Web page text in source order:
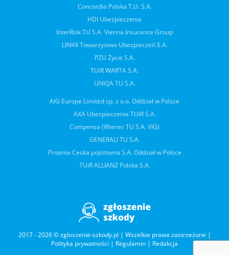
Concordia Polska T.U. S.A.
HDI Ubezpieczenia
InterRisk TU S.A. Vienna Insurance Group
LINK4 Towarzystwo Ubezpieczeń S.A.
PZU Życie S.A.
TUiR WARTA S.A.
UNIQA TU S.A.
AIG Europe Limited sp. z o.o. Oddział w Polsce
AXA Ubezpieczenia TUiR S.A.
Compensa (Wiener TU S.A. VIG)
GENERALI TU S.A.
Proama Ceska pojistovna S.A. Oddział w Polsce
TUiR ALLIANZ Polska S.A.
2017 - 2026 © zgloszenie-szkody.pl | Wszelkie prawa zastrzeżone |
Polityka prywatności | Regulamin | Redakcja